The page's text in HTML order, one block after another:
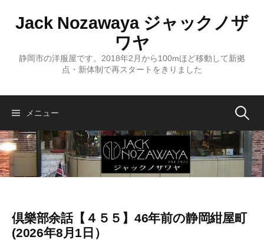
ス
プ
Jack Nozawaya ジャックノザ
ワヤ
静岡市の洋服屋です。2018年2月から100mほど移動して新拠
点・新体制で再スタートをきりました
メニュー 検
索:
倶樂部余話【４５５】46年前の静岡紺屋町
(2026年8月1日）